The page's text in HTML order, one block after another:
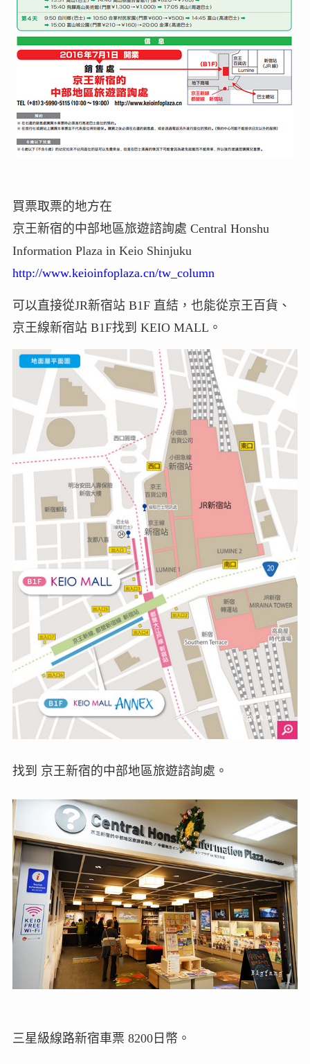
買票取票的地方在
京王新宿的中部地區旅遊諮詢處 Central Honshu
Information Plaza in Keio Shinjuku
http://www.keioinfoplaza.cn/tw_column
可以直接從JR新宿站 B1F 直結，也能從京王百貨、
京王線新宿站 B1F找到 KEIO MALL。
找到 京王新宿的中部地區旅遊諮詢處。
三星級線路新宿車票 8200日幣。